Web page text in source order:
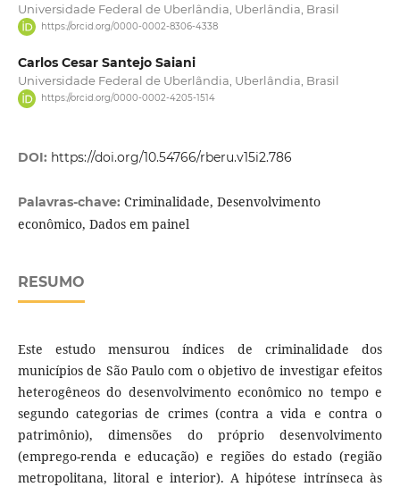
Universidade Federal de Uberlândia, Uberlândia, Brasil
https://orcid.org/0000-0002-8306-4338
Carlos Cesar Santejo Saiani
Universidade Federal de Uberlândia, Uberlândia, Brasil
https://orcid.org/0000-0002-4205-1514
DOI: https://doi.org/10.54766/rberu.v15i2.786
Palavras-chave: Criminalidade, Desenvolvimento
econômico, Dados em painel
RESUMO
Este estudo mensurou índices de criminalidade dos
municípios de São Paulo com o objetivo de investigar efeitos
heterogêneos do desenvolvimento econômico no tempo e
segundo categorias de crimes (contra a vida e contra o
patrimônio), dimensões do próprio desenvolvimento
(emprego-renda e educação) e regiões do estado (região
metropolitana, litoral e interior). A hipótese intrínseca às